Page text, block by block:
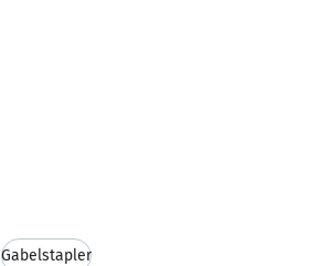
Gabelstapler